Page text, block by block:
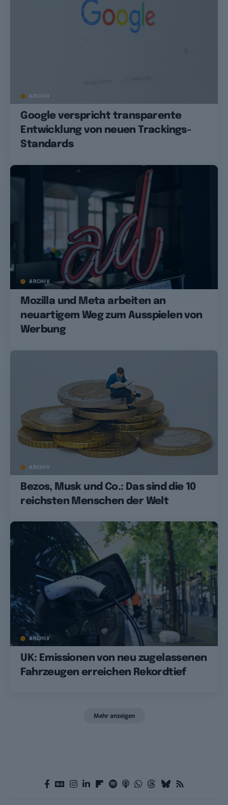
ARCHIV
Google verspricht transparente
Entwicklung von neuen Trackings-
Standards
ARCHIV
Mozilla und Meta arbeiten an
neuartigem Weg zum Ausspielen von
Werbung
ARCHIV
Bezos, Musk und Co.: Das sind die 10
reichsten Menschen der Welt
ARCHIV
UK: Emissionen von neu zugelassenen
Fahrzeugen erreichen Rekordtief
Mehr anzeigen